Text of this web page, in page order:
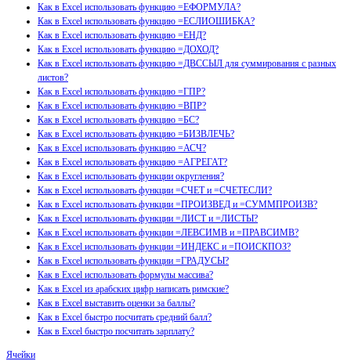
Как в Excel использовать функцию =ЕФОРМУЛА?
Как в Excel использовать функцию =ЕСЛИОШИБКА?
Как в Excel использовать функцию =ЕНД?
Как в Excel использовать функцию =ДОХОД?
Как в Excel использовать функцию =ДВССЫЛ для суммирования с разных
листов?
Как в Excel использовать функцию =ГПР?
Как в Excel использовать функцию =ВПР?
Как в Excel использовать функцию =БС?
Как в Excel использовать функцию =БИЗВЛЕЧЬ?
Как в Excel использовать функцию =АСЧ?
Как в Excel использовать функцию =АГРЕГАТ?
Как в Excel использовать функции округления?
Как в Excel использовать функции =СЧЕТ и =СЧЕТЕСЛИ?
Как в Excel использовать функции =ПРОИЗВЕД и =СУММПРОИЗВ?
Как в Excel использовать функции =ЛИСТ и =ЛИСТЫ?
Как в Excel использовать функции =ЛЕВСИМВ и =ПРАВСИМВ?
Как в Excel использовать функции =ИНДЕКС и =ПОИСКПОЗ?
Как в Excel использовать функции =ГРАДУСЫ?
Как в Excel использовать формулы массива?
Как в Excel из арабских цифр написать римские?
Как в Excel выставить оценки за баллы?
Как в Excel быстро посчитать средний балл?
Как в Excel быстро посчитать зарплату?
Ячейки